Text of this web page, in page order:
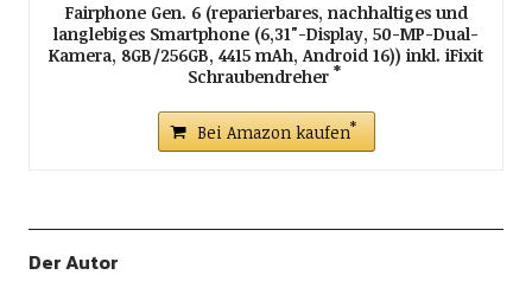
Fairphone Gen. 6 (reparierbares, nachhaltiges und
langlebiges Smartphone (6,31"-Display, 50-MP-Dual-
Kamera, 8GB/256GB, 4415 mAh, Android 16)) inkl. iFixit
Schraubendreher
Bei Amazon kaufen
Der Autor